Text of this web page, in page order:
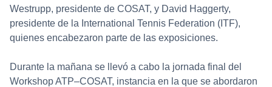
Westrupp, presidente de COSAT, y David Haggerty,
presidente de la International Tennis Federation (ITF),
quienes encabezaron parte de las exposiciones.
Durante la mañana se llevó a cabo la jornada final del
Workshop ATP–COSAT, instancia en la que se abordaron